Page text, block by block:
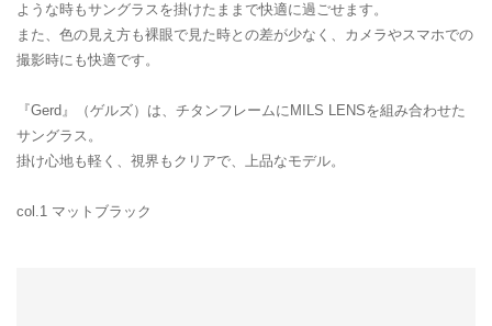
ような時もサングラスを掛けたままで快適に過ごせます。
また、色の見え方も裸眼で見た時との差が少なく、カメラやスマホでの
撮影時にも快適です。
『Gerd』（ゲルズ）は、チタンフレームにMILS LENSを組み合わせた
サングラス。
掛け心地も軽く、視界もクリアで、上品なモデル。
col.1 マットブラック